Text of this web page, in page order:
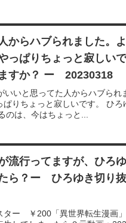
からハブられました。
っぱりちょっと寂しい
すか？ ー 20230318
いと思ってた人からハブられ
りちょっと寂しいです。 ひろ
は、今はちょっと...
流行ってますが、ひろ
ら？ー ひろゆき切り
ター ￥200「異世界転生漫画